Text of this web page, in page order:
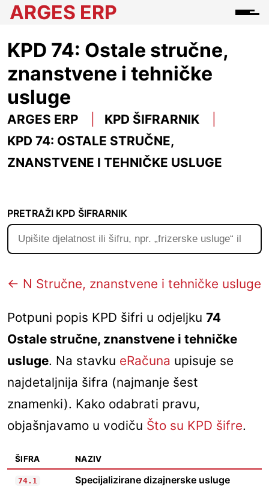
ARGES ERP
KPD 74: Ostale stručne,
znanstvene i tehničke
usluge
ARGES ERP
KPD ŠIFRARNIK
KPD 74: OSTALE STRUČNE,
ZNANSTVENE I TEHNIČKE USLUGE
PRETRAŽI KPD ŠIFRARNIK
← N Stručne, znanstvene i tehničke usluge
Potpuni popis KPD šifri u odjeljku 74
Ostale stručne, znanstvene i tehničke
usluge. Na stavku eRačuna upisuje se
najdetaljnija šifra (najmanje šest
znamenki). Kako odabrati pravu,
objašnjavamo u vodiču Što su KPD šifre.
ŠIFRA NAZIV
74.1 Specijalizirane dizajnerske usluge